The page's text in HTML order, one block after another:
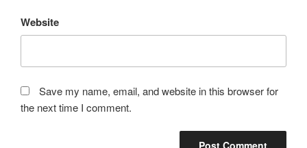
Website
Save my name, email, and website in this browser for
the next time I comment.